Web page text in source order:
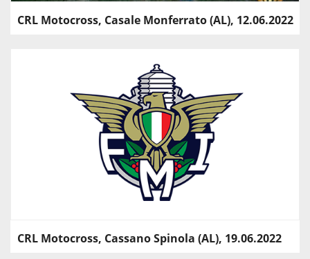
CRL Motocross, Casale Monferrato (AL), 12.06.2022
CRL Motocross, Cassano Spinola (AL), 19.06.2022